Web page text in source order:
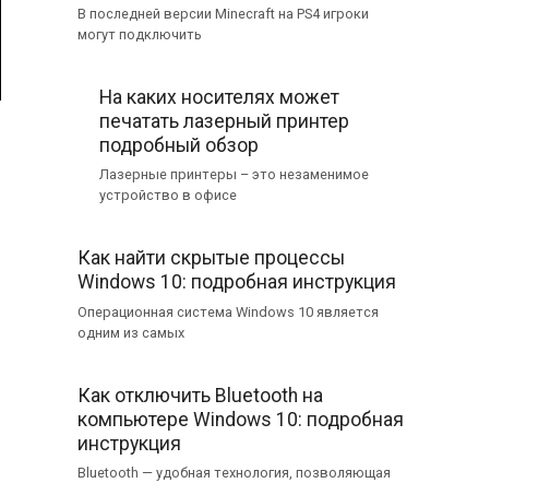
В последней версии Minecraft на PS4 игроки
могут подключить
На каких носителях может
печатать лазерный принтер
подробный обзор
Лазерные принтеры – это незаменимое
устройство в офисе
Как найти скрытые процессы
Windows 10: подробная инструкция
Операционная система Windows 10 является
одним из самых
Как отключить Bluetooth на
компьютере Windows 10: подробная
инструкция
Bluetooth — удобная технология, позволяющая